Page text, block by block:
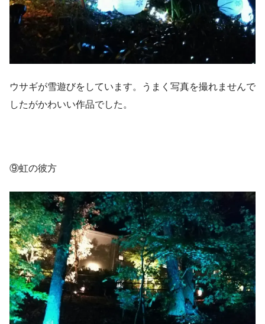
ウサギが雪遊びをしています。うまく写真を撮れませんで
したがかわいい作品でした。
⑨虹の彼方